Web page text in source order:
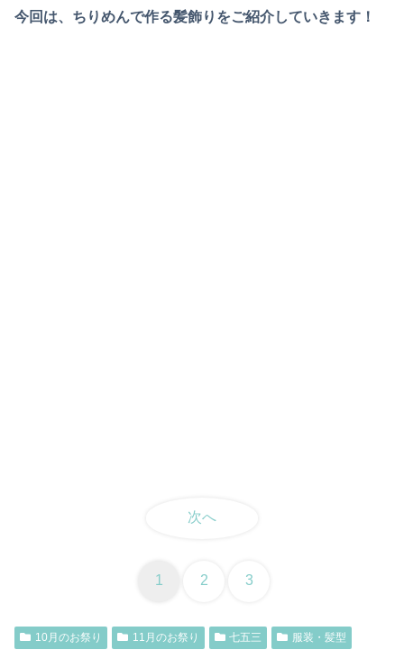
今回は、ちりめんで作る髪飾りをご紹介していきます！
次へ
1 2 3
10月のお祭り 11月のお祭り 七五三 服装・髪型